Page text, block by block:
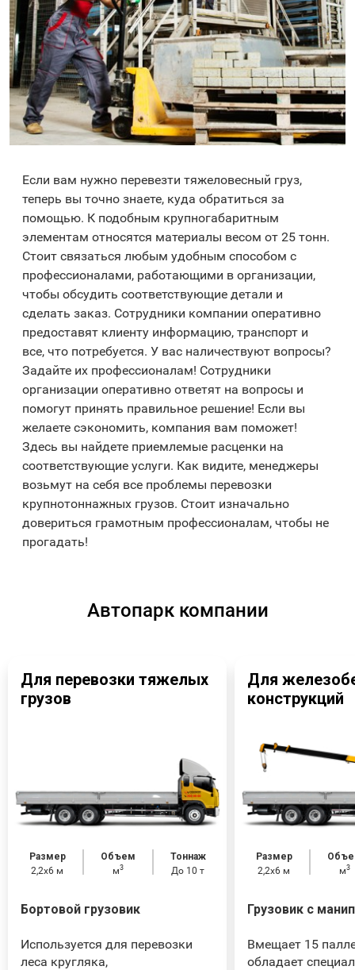
Если вам нужно перевезти тяжеловесный груз,
теперь вы точно знаете, куда обратиться за
помощью. К подобным крупногабаритным
элементам относятся материалы весом от 25 тонн.
Стоит связаться любым удобным способом с
профессионалами, работающими в организации,
чтобы обсудить соответствующие детали и
сделать заказ. Сотрудники компании оперативно
предоставят клиенту информацию, транспорт и
все, что потребуется. У вас наличествуют вопросы?
Задайте их профессионалам! Сотрудники
организации оперативно ответят на вопросы и
помогут принять правильное решение! Если вы
желаете сэкономить, компания вам поможет!
Здесь вы найдете приемлемые расценки на
соответствующие услуги. Как видите, менеджеры
возьмут на себя все проблемы перевозки
крупнотоннажных грузов. Стоит изначально
довериться грамотным профессионалам, чтобы не
прогадать!
Автопарк компании
Для перевозки тяжелых
грузов
Размер
2,2x6 м
Объем
м3
Тоннаж
До 10 т
Бортовой грузовик
Используется для перевозки
леса кругляка,
Для
конструкций
Размер
2,2x6 м
м3
Грузовик с
Вмещает 15
обладает